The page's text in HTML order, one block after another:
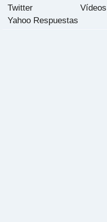
Twitter
Vídeos
Yahoo Respuestas